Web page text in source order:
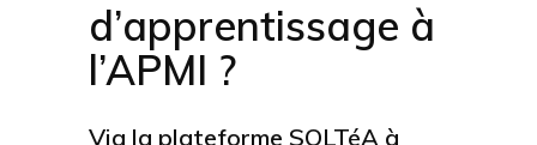
d’apprentissage à
l’APMI ?
Via la plateforme SOLTéA à